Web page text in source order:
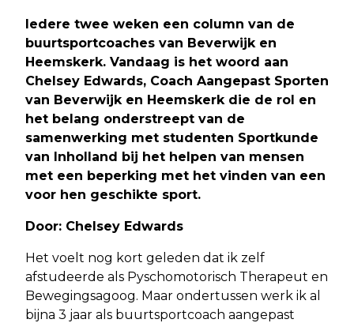
Iedere twee weken een column van de
buurtsportcoaches van Beverwijk en
Heemskerk. Vandaag is het woord aan
Chelsey Edwards, Coach Aangepast Sporten
van Beverwijk en Heemskerk die de rol en
het belang onderstreept van de
samenwerking met studenten Sportkunde
van Inholland bij het helpen van mensen
met een beperking met het vinden van een
voor hen geschikte sport.
Door: Chelsey Edwards
Het voelt nog kort geleden dat ik zelf
afstudeerde als Pyschomotorisch Therapeut en
Bewegingsagoog. Maar ondertussen werk ik al
bijna 3 jaar als buurtsportcoach aangepast